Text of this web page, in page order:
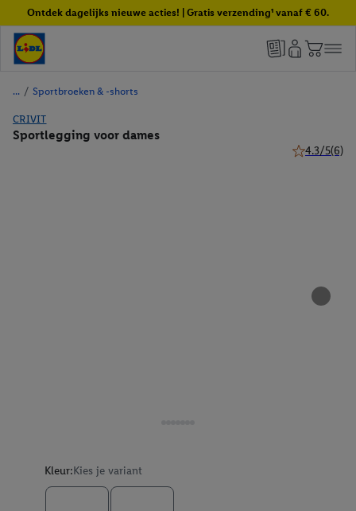
Ontdek dagelijks nieuwe acties! | Gratis verzending¹ vanaf € 60.
/ Sportbroeken & -shorts
CRIVIT
Sportlegging voor dames
4.3/5(6)
Kleur:Kies je variant